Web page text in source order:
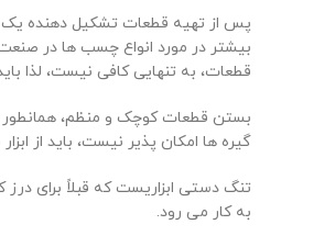
پس از تهیه قطعات تشکیل دهنده یک
بیشتر در مورد انواع چسب ها در
قطعات، به تنهایی کافی نیست، لذا
بستن قطعات کوچک و منظم، همانطور
گیره ها امکان پذیر نیست، باید از
تنگ دستی ابزاریست که قبلاً برای
به کار می رود.